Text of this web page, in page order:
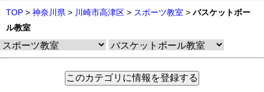
TOP > 神奈川県 > 川崎市高津区 > スポーツ教室 > バスケットボー
ル教室